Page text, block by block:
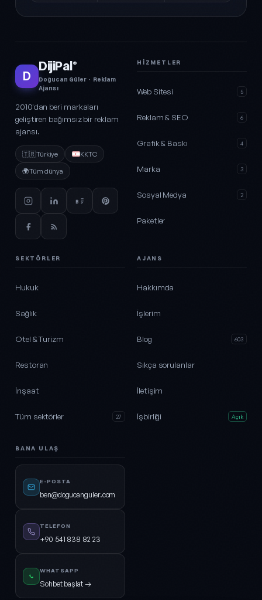
D
DijiPal®
Doğucan Güler · Reklam
Ajansı
2010'dan beri markaları
geliştiren bağımsız bir reklam
ajansı.
🇹🇷Türkiye
KKTC
🌍Tüm dünya
HIZMETLER
Web Sitesi 5
Reklam & SEO 6
Grafik & Baskı 4
Marka 3
Sosyal Medya 2
Paketler
SEKTÖRLER
Hukuk
Sağlık
Otel & Turizm
Restoran
İnşaat
Tüm sektörler 27
AJANS
Hakkımda
İşlerim
Blog 603
Sıkça sorulanlar
İletişim
İşbirliği Açık
BANA ULAŞ
E-POSTA
ben@dogucanguler.com
TELEFON
+90 541 838 82 23
WHATSAPP
Sohbet başlat →